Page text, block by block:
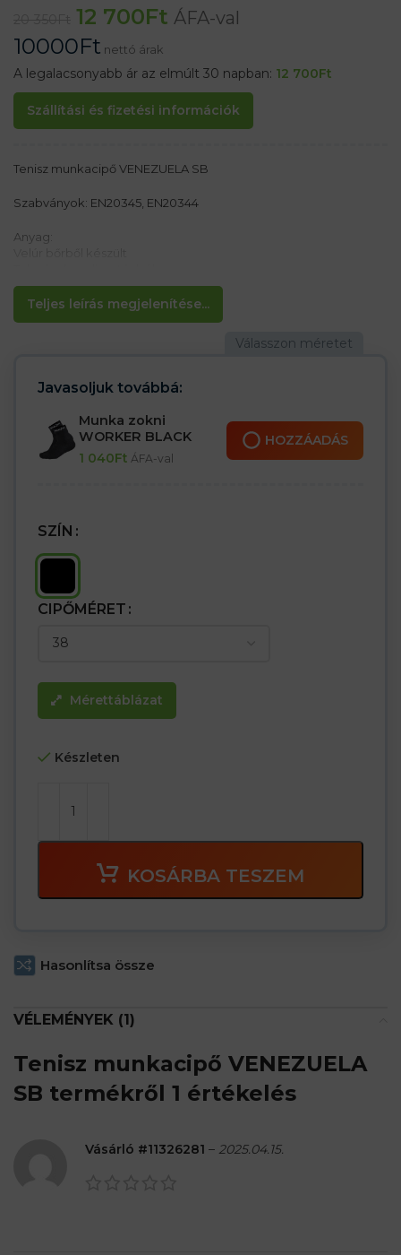
12 700Ft ÁFA-val
10000Ft nettó árak
A legalacsonyabb ár az elmúlt 30 napban: 12 700Ft
Szállítási és fizetési információk
Teljes leírás megjelenítése...
Tenisz munkacipő VENEZUELA SB
Szabványok: EN20345, EN20344
Anyag:
Jellemzők:
– Csúszásmentes talp
Javasoljuk továbbá:
Munka zokni
WORKER BLACK
1 040Ft ÁFA-val
HOZZÁADÁS
SZÍN
CIPŐMÉRET
Mérettáblázat
Készleten
KOSÁRBA TESZEM
Hasonlítsa össze
VÉLEMÉNYEK (1)
Tenisz munkacipő VENEZUELA
SB termékről 1 értékelés
Vásárló #11326281 – 2025.04.15.